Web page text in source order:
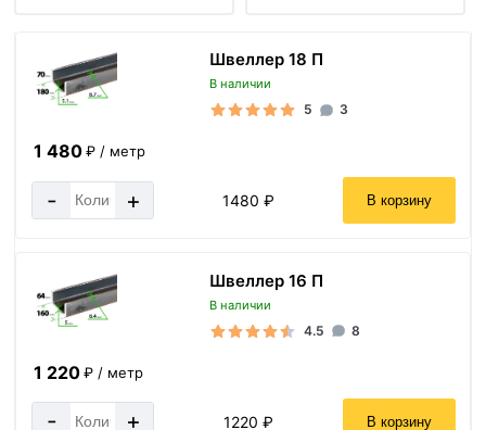
Швеллер 18 П
В наличии
5 3
1 480₽ / метр
- + 1480 ₽ В корзину
Швеллер 16 П
В наличии
4.5 8
1 220₽ / метр
- + 1220 ₽ В корзину